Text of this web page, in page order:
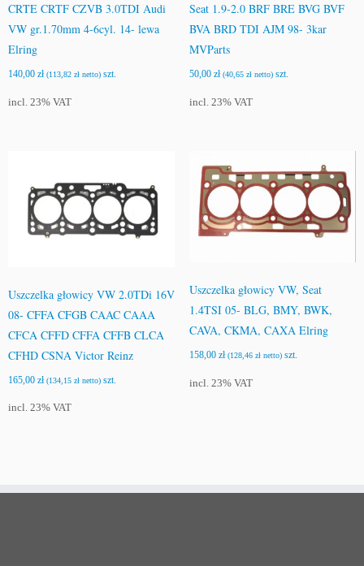
CRTE CRTF CZVB 3.0TDI Audi
VW gr.1.70mm 4-6cyl. 14- lewa
Elring
140,00 zł (113,82 zł netto) szt.
incl. 23% VAT
Seat 1.9-2.0 BRF BRE BVG BVF
BVA BRD TDI AJM 98- 3kar
MVParts
50,00 zł (40,65 złnetto)szt.
incl. 23% VAT
Uszczelka głowicy VW 2.0TDi 16V
08- CFFA CFGB CAAC CAAA
CFCA CFFD CFFA CFFB CLCA
CFHD CSNA Victor Reinz
165,00 zł (134,15 zł netto) szt.
incl. 23% VAT
Uszczelka głowicy VW, Seat
1.4TSI 05- BLG, BMY, BWK,
CAVA, CKMA, CAXA Elring
158,00 zł (128,46 złnetto)szt.
incl. 23% VAT